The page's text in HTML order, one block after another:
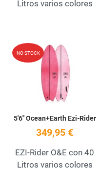
Litros varios colores
NO STOCK
5'6'' Ocean+Earth Ezi-Rider
349,95 €
EZI-Rider O&E con 40
Litros varios colores